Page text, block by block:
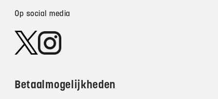
Op social media
Betaalmogelijkheden